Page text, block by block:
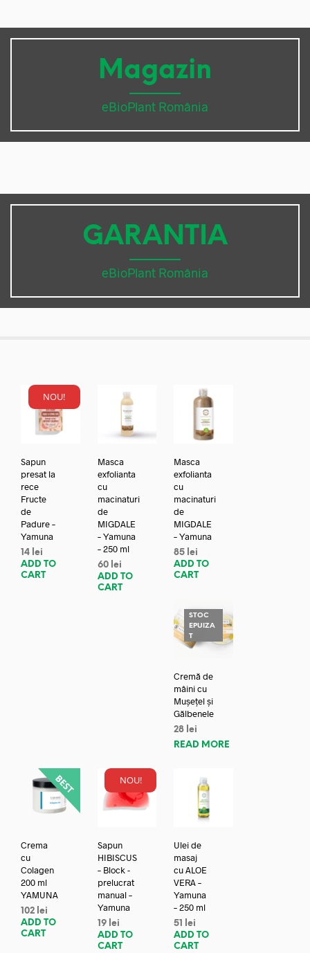
Magazin
eBioPlant România
GARANTIA
eBioPlant România
NOU!
Sapun
presat la
rece
Fructe
de
Padure –
Yamuna
14 lei
ADD TO
CART
Masca
exfolianta
cu
macinaturi
de
MIGDALE
– Yamuna
– 250 ml
60 lei
ADD TO
CART
Masca
exfolianta
cu
macinaturi
de
MIGDALE
– Yamuna
85 lei
ADD TO
CART
STOC
EPUIZA
T
Cremă de
mâini cu
Mușețel și
Gălbenele
28 lei
READ MORE
Crema
cu
Colagen
200 ml
YAMUNA
102 lei
ADD TO
CART
NOU!
Sapun
HIBISCUS
– Block -
prelucrat
manual –
Yamuna
19 lei
ADD TO
CART
Ulei de
masaj
cu ALOE
VERA –
Yamuna
– 250 ml
51
lei
ADD TO
CART